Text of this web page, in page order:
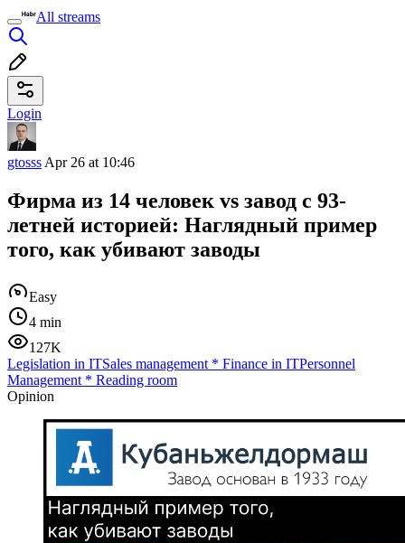
All streams
Login
gtosss Apr 26 at 10:46
Фирма из 14 человек vs завод с 93-
летней историей: Наглядный пример
того, как убивают заводы
Easy
4 min
127K
Legislation in ITSales management * Finance in ITPersonnel
Management * Reading room
Opinion